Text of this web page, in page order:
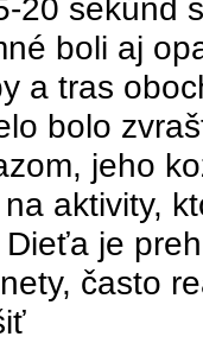
20 sekúnd
boli aj
a tras
bolo
jeho
aktivity,
je
často